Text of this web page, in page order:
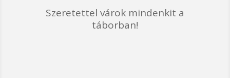
Szeretettel várok mindenkit a
táborban!